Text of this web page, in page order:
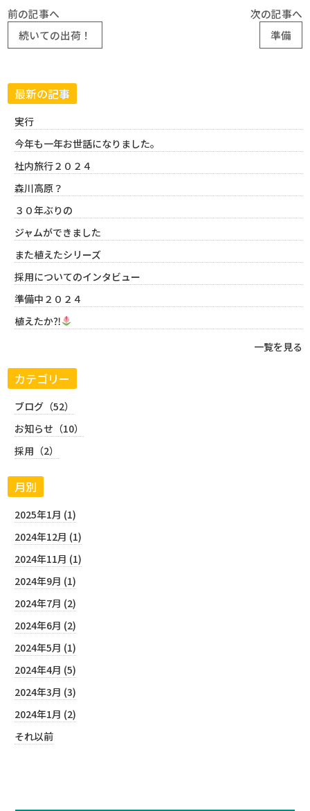
前の記事へ
続いての出荷！
次の記事へ
準備
最新の記事
実行
今年も一年お世話になりました。
社内旅行２０２４
森川高原？
３０年ぶりの
ジャムができました
また植えたシリーズ
採用についてのインタビュー
準備中２０２４
植えたか⁈
一覧を見る
カテゴリー
ブログ（52）
お知らせ（10）
採用（2）
月別
2025年1月 (1)
2024年12月 (1)
2024年11月 (1)
2024年9月 (1)
2024年7月 (2)
2024年6月 (2)
2024年5月 (1)
2024年4月 (5)
2024年3月 (3)
2024年1月 (2)
それ以前